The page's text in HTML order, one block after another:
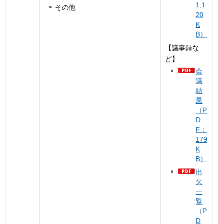
その他
1,1
20
K
B）
【議事録な
ど】
会
議
結
果
（P
D
F：
179
K
B）
出
欠
一
覧
（P
D